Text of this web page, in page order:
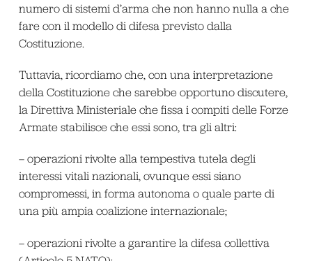
numero di sistemi d’arma che non hanno nulla a che
fare con il modello di difesa previsto dalla
Costituzione.
Tuttavia, ricordiamo che, con una interpretazione
della Costituzione che sarebbe opportuno discutere,
la Direttiva Ministeriale che fissa i compiti delle Forze
Armate stabilisce che essi sono, tra gli altri:
– operazioni rivolte alla tempestiva tutela degli
interessi vitali nazionali, ovunque essi siano
compromessi, in forma autonoma o quale parte di
una più ampia coalizione internazionale;
– operazioni rivolte a garantire la difesa collettiva